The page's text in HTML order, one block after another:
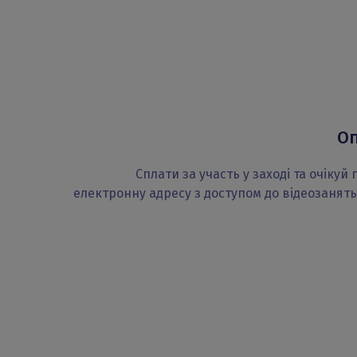
Сплати за участь у заході та
електронну адресу з доступом до